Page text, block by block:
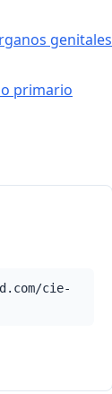
genitales
primario
cie-